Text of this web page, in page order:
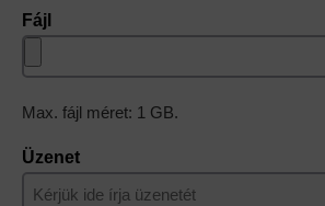
Fájl
Max. fájl méret: 1 GB.
Üzenet